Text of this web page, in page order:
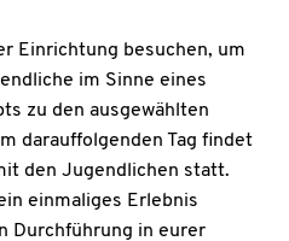
Einrichtung besuchen, um
im Sinne eines
zu den ausgewählten
darauffolgenden Tag findet
den Jugendlichen statt.
einmaliges Erlebnis
Durchführung in eurer